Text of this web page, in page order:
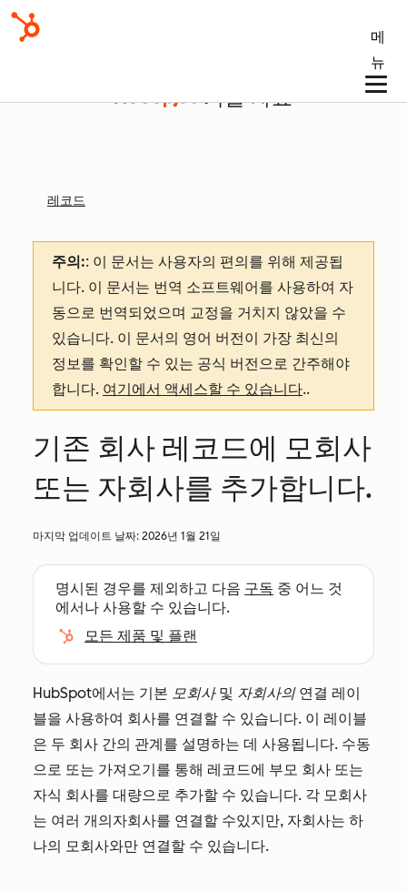
메
뉴
기술 자료
레코드
주의:: 이 문서는 사용자의 편의를 위해 제공됩
니다. 이 문서는 번역 소프트웨어를 사용하여 자
동으로 번역되었으며 교정을 거치지 않았을 수
있습니다. 이 문서의 영어 버전이 가장 최신의
정보를 확인할 수 있는 공식 버전으로 간주해야
합니다. 여기에서 액세스할 수 있습니다..
기존 회사 레코드에 모회사
또는 자회사를 추가합니다.
마지막 업데이트 날짜: 2026년 1월 21일
명시된 경우를 제외하고 다음 구독 중 어느 것
에서나 사용할 수 있습니다.
모든 제품 및 플랜
HubSpot에서는 기본 모회사및 자회사의연결 레이
블을 사용하여 회사를 연결할 수 있습니다. 이 레이블
은 두 회사 간의 관계를 설명하는 데 사용됩니다. 수동
으로 또는 가져오기를 통해 레코드에 부모 회사 또는
자식 회사를 대량으로 추가할 수 있습니다. 각 모회사
는 여러 개의자회사를 연결할 수있지만, 자회사는 하
나의 모회사와만 연결할 수 있습니다.